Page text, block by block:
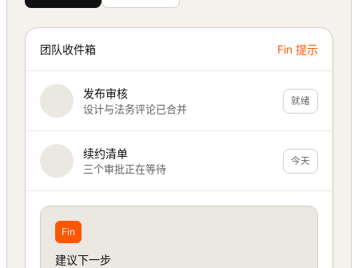
团队收件箱 Fin 提示
发布审核
设计与法务评论已合并
就绪
续约清单
三个审批正在等待
今天
Fin
建议下一步